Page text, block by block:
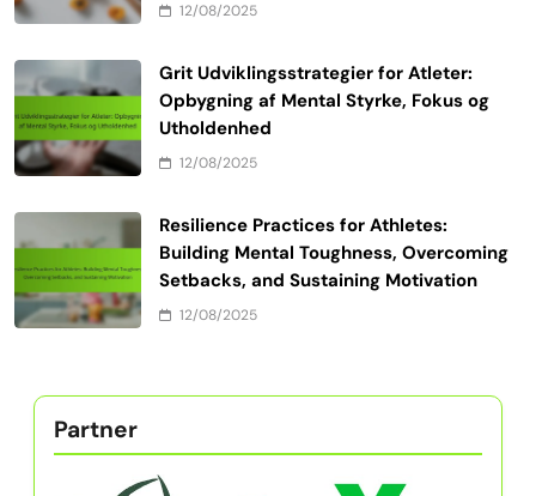
12/08/2025
Grit Udviklingsstrategier for Atleter:
Opbygning af Mental Styrke, Fokus og
Utholdenhed
12/08/2025
Resilience Practices for Athletes:
Building Mental Toughness, Overcoming
Setbacks, and Sustaining Motivation
12/08/2025
Partner